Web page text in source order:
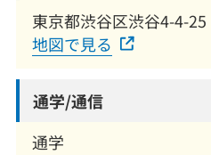
東京都渋谷区渋谷4-4-25
地図で見る
通学/通信
通学